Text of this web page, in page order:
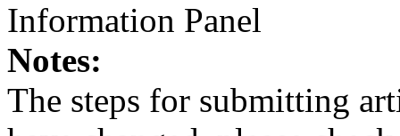
Information Panel
Notes:
The steps for submitting